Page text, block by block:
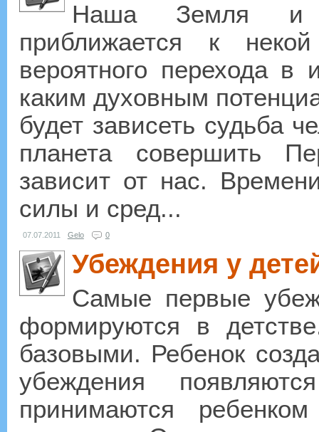
Наша Земля и
приближается к
вероятного перехода
каким духовным
будет зависеть судьба
планета совершить
зависит от нас.
силы и сред...
07.07.2011 Gelo 0
Убеждения у
Самые первые
формируются в
базовыми. Ребенок
убеждения
принимаются